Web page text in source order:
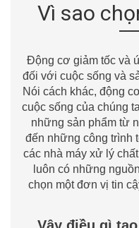
Vì sao
Động cơ giảm tốc và
đối với cuộc sống và
Nói cách khác, động
cuộc sống của chúng
những sản phẩm từ
đến những công trình
các nhà máy xử lý
luôn có những
chọn một đơn vị tin